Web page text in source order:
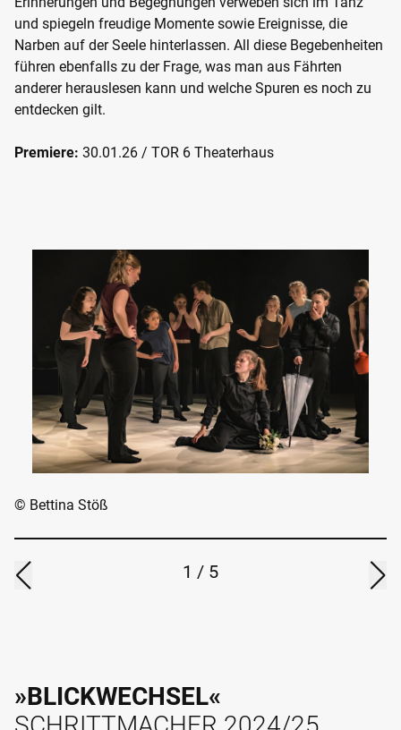
und spiegeln freudige Momente sowie Ereignisse, die
Narben auf der Seele hinterlassen. All diese Begebenheiten
führen ebenfalls zu der Frage, was man aus Fährten
anderer herauslesen kann und welche Spuren es noch zu
entdecken gilt.
Premiere: 30.01.26 / TOR 6 Theaterhaus
© Bettina Stöß
1 / 5
»BLICKWECHSEL«